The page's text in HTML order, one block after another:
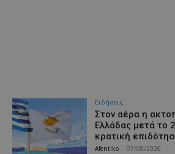
Ειδήσεις
Στον αέρα η
Ελλάδας μετά το
κρατική
Afentiko 07/08/2026